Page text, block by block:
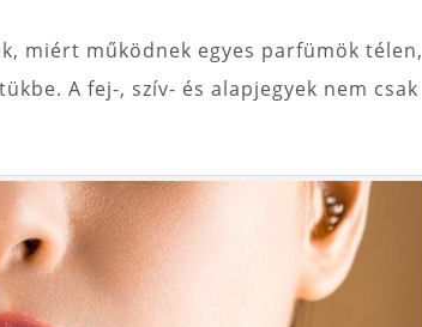
miért működnek egyes parfümök télen,
A fej-, szív- és alapjegyek nem csak